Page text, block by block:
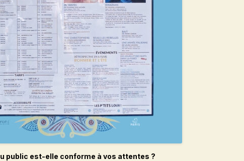
public est-elle conforme à vos attentes ?